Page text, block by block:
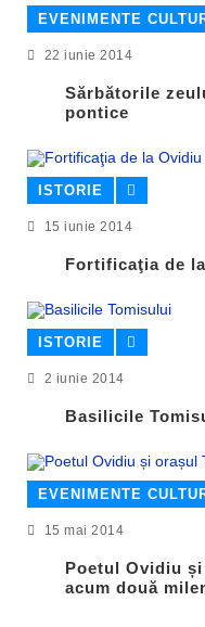
EVENIMENTE
22 iunie 2014
Sărbătorile
pontice
ISTORIE
15 iunie 2014
Fortificaţia de
ISTORIE
2 iunie 2014
Basilicile
EVENIMENTE
15 mai 2014
Poetul Ovidiu
acum două